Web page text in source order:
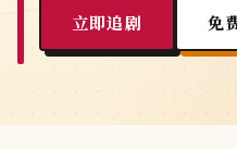
立即追剧 免